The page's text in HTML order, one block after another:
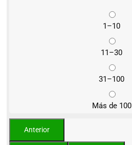
1–10
11–30
31–100
Más de 100